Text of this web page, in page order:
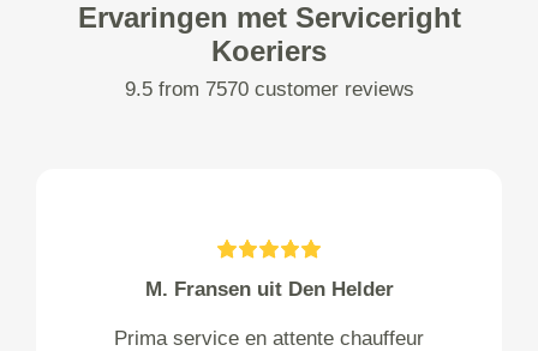
Ervaringen met Serviceright
Koeriers
9.5 from 7570 customer reviews
M. Fransen uit Den Helder
Prima service en attente chauffeur